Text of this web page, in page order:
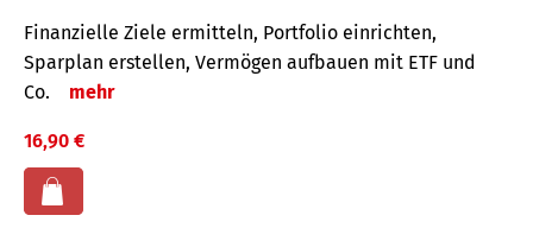
Finanzielle Ziele ermitteln, Portfolio einrichten,
Sparplan erstellen, Vermögen aufbauen mit ETF und
Co.
mehr
16,90 €